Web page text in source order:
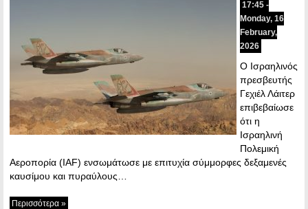
17:45 -
Monday, 16
February,
2026
Ο Ισραηλινός
πρεσβευτής
Γεχιέλ Λάιτερ
επιβεβαίωσε
ότι η
Ισραηλινή
Πολεμική
Αεροπορία (IAF) ενσωμάτωσε με επιτυχία σύμμορφες δεξαμενές
καυσίμου και πυραύλους…
Περισσότερα »